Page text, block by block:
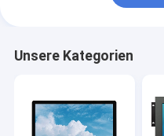
Unsere Kategorien